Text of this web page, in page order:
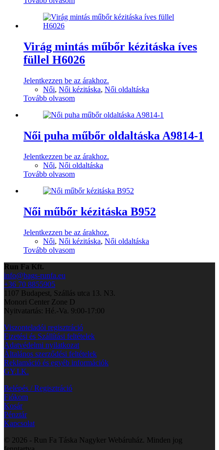
Virág mintás műbőr kézitáska íves
füllel H6026
Jelentkezzen be az árakhoz.
Női, Női kézitáska, Női oldaltáska
Tovább olvasom
Női puha műbőr oldaltáska A9814-1
Jelentkezzen be az árakhoz.
Női, Női oldaltáska
Tovább olvasom
Női műbőr kézitáska B952
Jelentkezzen be az árakhoz.
Női, Női kézitáska, Női oldaltáska
Tovább olvasom
Run Fa Kft.
info@bags-runfa.eu
+36 70 8855905
1107 Budapest, Szállás utca 13. N3.
Monori Center Zone D
Nyitvatartás: Hé.-Va. 9:00-17:00
Viszonteladói regisztráció
Fizetési és Szállítási feltételek
Adatvédelmi nyilatkozat
Általános szerződési feltételek
Reklamáció és egyéb információk
GY.I.K.
Belépés / Regisztráció
Fiókom
Kosár
Pénztár
Kapcsolat
© 2026 - Run Fa Táska Nagyker Webáruház. Minden jog